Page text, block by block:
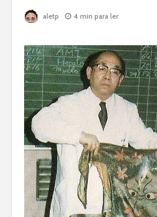
aletp 4 min para ler